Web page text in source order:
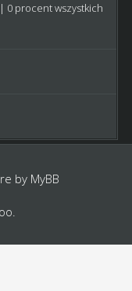
0 procent wszystkich
by MyBB
.